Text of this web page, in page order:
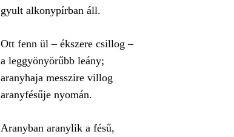
gyult alkonypírban áll.
Ott fenn ül – ékszere csillog –
a leggyönyörűbb leány;
aranyhaja messzire villog
aranyfésűje nyomán.
Aranyban aranylik a fésű,